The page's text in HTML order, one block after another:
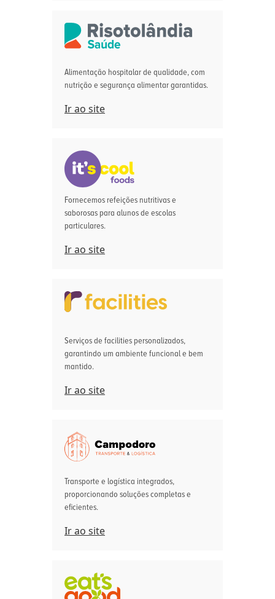
Alimentação hospitalar de qualidade, com
nutrição e segurança alimentar garantidas.
Ir ao site
Fornecemos refeições nutritivas e
saborosas para alunos de escolas
particulares.
Ir ao site
Serviços de facilities personalizados,
garantindo um ambiente funcional e bem
mantido.
Ir ao site
Transporte e logística integrados,
proporcionando soluções completas e
eficientes.
Ir ao site